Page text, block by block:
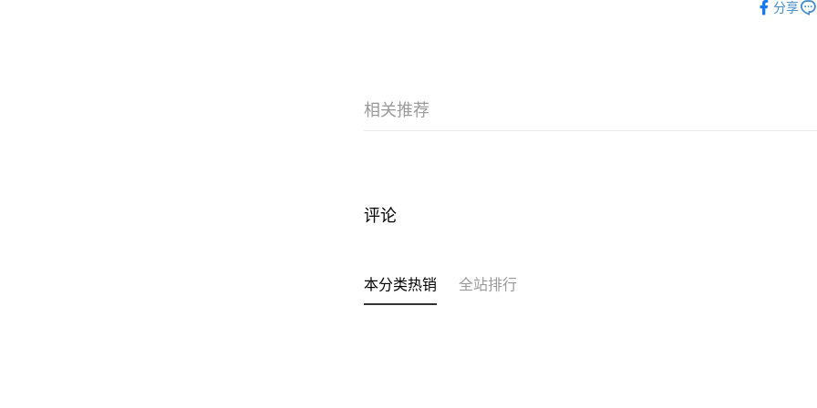
的訂單。
运送方式
分享
相关推荐
评论
本分类热销 全站排行